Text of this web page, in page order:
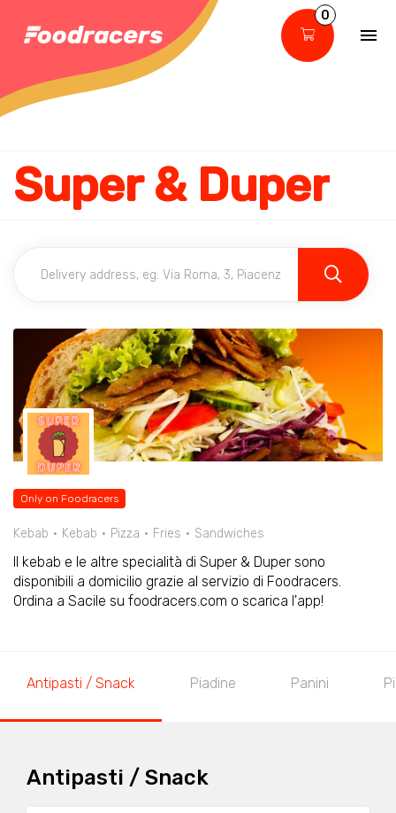
0
Super & Duper
Only on Foodracers
Kebab Kebab Pizza Fries Sandwiches
Il kebab e le altre specialità di Super & Duper sono
disponibili a domicilio grazie al servizio di Foodracers.
Ordina a Sacile su foodracers.com o scarica l'app!
Antipasti / Snack Piadine Panini
Antipasti / Snack